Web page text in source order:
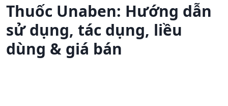
Thuốc Unaben: Hướng dẫn
sử dụng, tác dụng, liều
dùng & giá bán